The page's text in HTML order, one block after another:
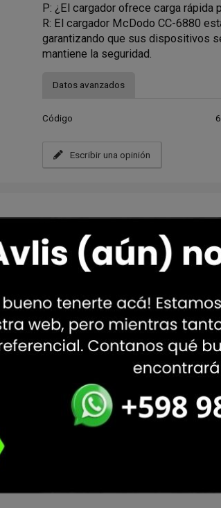
P: ¿El cargador ofrece carga rápida
R: El cargador McDodo CC-6880
garantizando que sus dispositivos
mantiene la seguridad.
Datos avanzados
Código
Escribir una opinión
Sugeridos para ti
Yourz CS08 2.4A